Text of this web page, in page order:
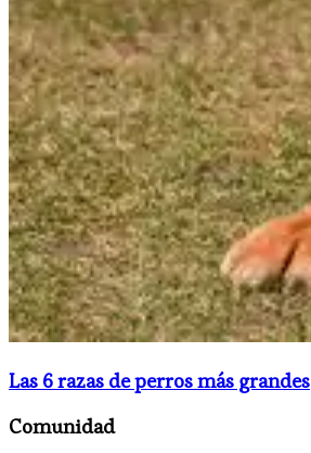
Las 6 razas de perros más grandes
Comunidad